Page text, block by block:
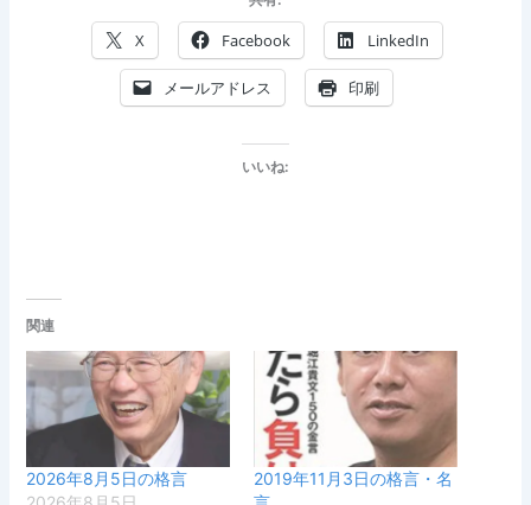
X Facebook LinkedIn
メールアドレス 印刷
いいね:
関連
2026年8月5日の格言
2019年11月3日の格言・名